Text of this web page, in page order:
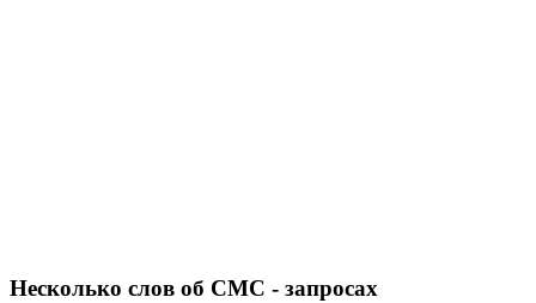
Несколько слов об СМС - запросах